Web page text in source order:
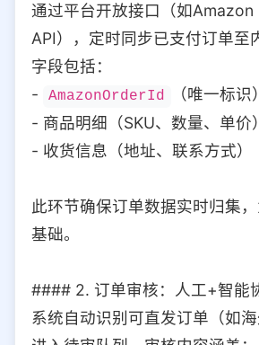
通过平台开放接口（如Amazon
API），定时同步已支付订单至
字段包括：
-
AmazonOrderId
（唯一标识）
- 商品明细（SKU、数量、单价）
- 收货信息（地址、联系方式）
此环节确保订单数据实时归集
基础。
#### 2. 订单审核：人工+智能
系统自动识别可直发订单（如